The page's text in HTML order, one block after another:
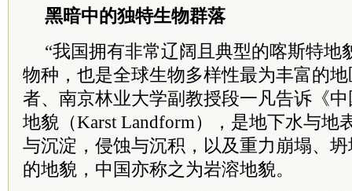
黑暗中的独特生物群落
“我国拥有非常辽阔且典型的喀斯特地
物种，也是全球生物多样性最为丰富的
者、南京林业大学副教授段一凡告诉《
地貌（Karst Landform），是地下水与地
与沉淀，侵蚀与沉积，以及重力崩塌、
的地貌，中国亦称之为岩溶地貌。